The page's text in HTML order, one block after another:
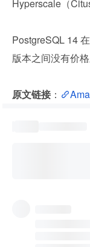
Hyperscale（
PostgreSQL 14
版本之间没有价格
原文链接 ：